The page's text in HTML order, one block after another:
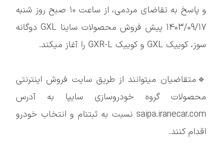
و پاسخ به تقاضای مردمی، از ساعت ۱۰ صبح روز شنبه
1403/09/17 پیش فروش محصولات ساینا GXL دوگانه
سوز، کوییک GXL و کوییک GXR-L را آغاز میکند.
🔹متقاضیان میتوانند از طریق سایت فروش اینترنتی
محصولات گروه خودروسازی سایپا به آدرس
saipa.iranecar.com نسبت به ثبتنام و انتخاب خودرو
اقدام کنند.